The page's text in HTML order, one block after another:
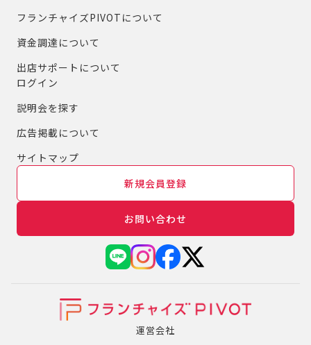
フランチャイズPIVOTについて
資金調達について
出店サポートについて
ログイン
説明会を探す
広告掲載について
サイトマップ
新規会員登録
お問い合わせ
運営会社